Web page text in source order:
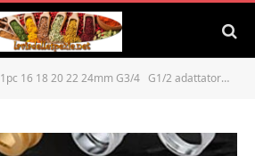
1pc 16 18 20 22 24mm G3/4 G1/2 adattatore per aeratore rubinetto purificatore d’acqua da cucina, accessori per purificatore d’acqua, femmina 24, maschio 22